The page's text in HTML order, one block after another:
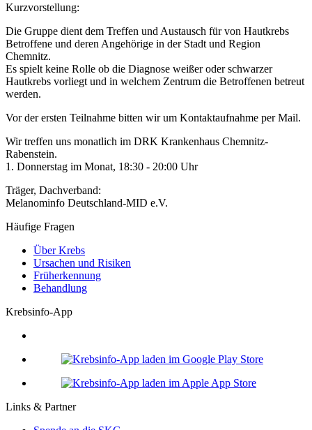
Kurzvorstellung:
Die Gruppe dient dem Treffen und Austausch für von Hautkrebs
Betroffene und deren Angehörige in der Stadt und Region
Chemnitz.
Es spielt keine Rolle ob die Diagnose weißer oder schwarzer
Hautkrebs vorliegt und in welchem Zentrum die Betroffenen betreut
werden.
Vor der ersten Teilnahme bitten wir um Kontaktaufnahme per Mail.
Wir treffen uns monatlich im DRK Krankenhaus Chemnitz-
Rabenstein.
1. Donnerstag im Monat, 18:30 - 20:00 Uhr
Träger, Dachverband:
Melanominfo Deutschland-MID e.V.
Häufige Fragen
Über Krebs
Ursachen und Risiken
Früherkennung
Behandlung
Krebsinfo-App
Links & Partner